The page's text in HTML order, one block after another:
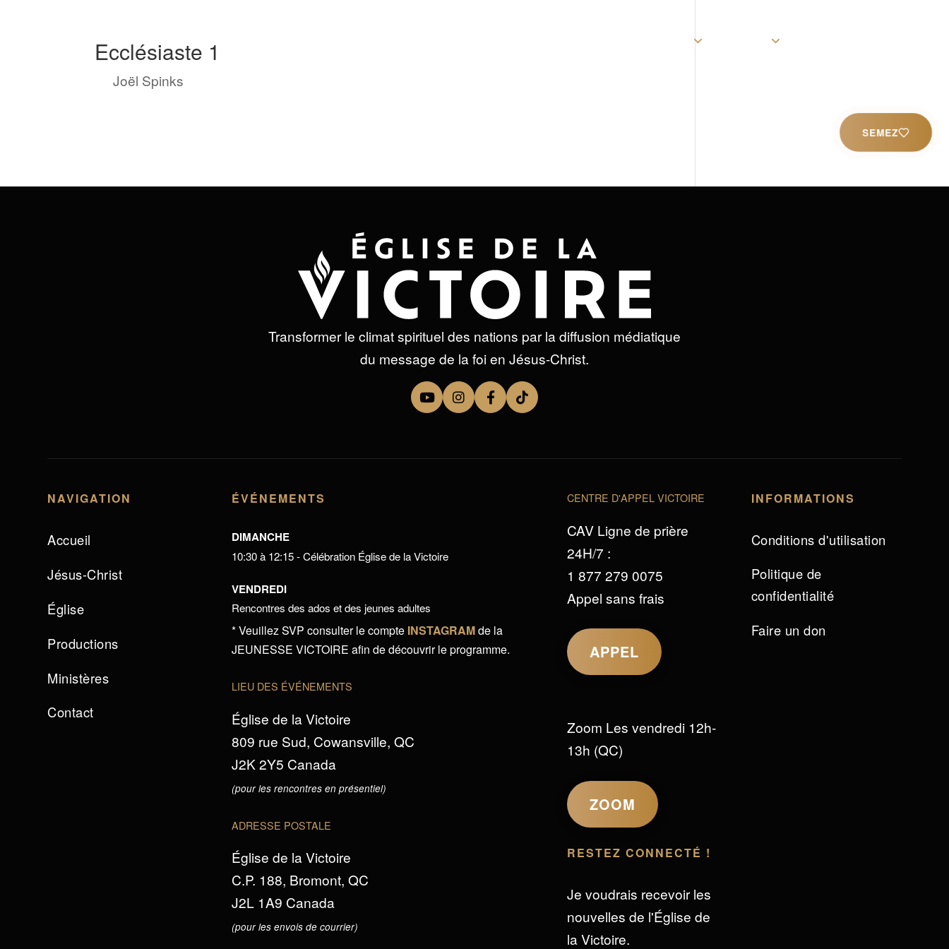
SEMEZ
Ecclésiaste 1
byJoël Spinks
Transformer le climat spirituel des nations par la diffusion médiatique
du message de la foi en Jésus-Christ.
NAVIGATION
Accueil
Jésus-Christ
Église
Productions
Ministères
Contact
ÉVÉNEMENTS
DIMANCHE
10:30 à 12:15 - Célébration Église de la Victoire
VENDREDI
Rencontres des ados et des jeunes adultes
* Veuillez SVP consulter le compte INSTAGRAMde la
JEUNESSE VICTOIRE afin de découvrir le programme.
LIEU DES ÉVÉNEMENTS
Église de la Victoire
809 rue Sud, Cowansville, QC
J2K 2Y5 Canada
(pour les rencontres en présentiel)
ADRESSE POSTALE
Église de la Victoire
C.P. 188, Bromont, QC
J2L 1A9 Canada
(pour les envois de courrier)
CENTRE D'APPEL VICTOIRE
CAV Ligne de prière
24H/7 :
1 877 279 0075
Appel sans frais
APPEL
Zoom Les vendredi 12h-
13h (QC)
ZOOM
RESTEZ CONNECTÉ !
Je voudrais recevoir les
nouvelles de l'Église de
la Victoire.
INFORMATIONS
Conditions d'utilisation
Politique de
confidentialité
Faire un don